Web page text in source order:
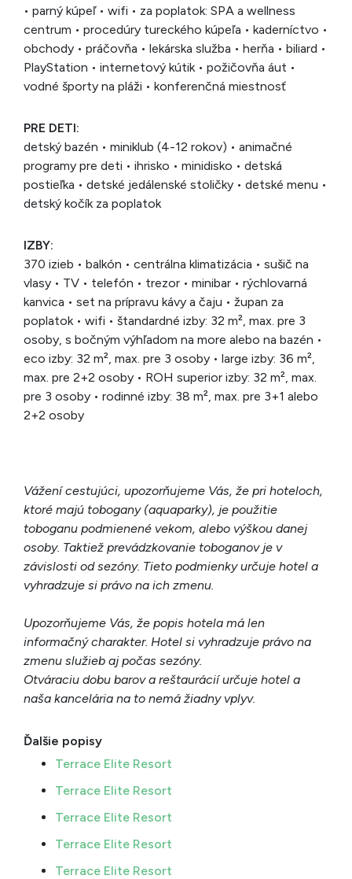
• parný kúpeľ • wifi • za poplatok: SPA a wellness
centrum • procedúry tureckého kúpeľa • kaderníctvo •
obchody • práčovňa • lekárska služba • herňa • biliard •
PlayStation • internetový kútik • požičovňa áut •
vodné športy na pláži • konferenčná miestnosť
PRE DETI:
detský bazén • miniklub (4-12 rokov) • animačné
programy pre deti • ihrisko • minidisko • detská
postieľka • detské jedálenské stoličky • detské menu •
detský kočík za poplatok
IZBY:
370 izieb • balkón • centrálna klimatizácia • sušič na
vlasy • TV • telefón • trezor • minibar • rýchlovarná
kanvica • set na prípravu kávy a čaju • župan za
poplatok • wifi • štandardné izby: 32 m², max. pre 3
osoby, s bočným výhľadom na more alebo na bazén •
eco izby: 32 m², max. pre 3 osoby • large izby: 36 m²,
max. pre 2+2 osoby • ROH superior izby: 32 m², max.
pre 3 osoby • rodinné izby: 38 m², max. pre 3+1 alebo
2+2 osoby
Vážení cestujúci, upozorňujeme Vás, že pri hoteloch,
ktoré majú tobogany (aquaparky), je použitie
toboganu podmienené vekom, alebo výškou danej
osoby. Taktiež prevádzkovanie toboganov je v
závislosti od sezóny. Tieto podmienky určuje hotel a
vyhradzuje si právo na ich zmenu.
Upozorňujeme Vás, že popis hotela má len
informačný charakter. Hotel si vyhradzuje právo na
zmenu služieb aj počas sezóny.
Otváraciu dobu barov a reštaurácií určuje hotel a
naša kancelária na to nemá žiadny vplyv.
Ďalšie popisy
Terrace Elite Resort
Terrace Elite Resort
Terrace Elite Resort
Terrace Elite Resort
Terrace Elite Resort